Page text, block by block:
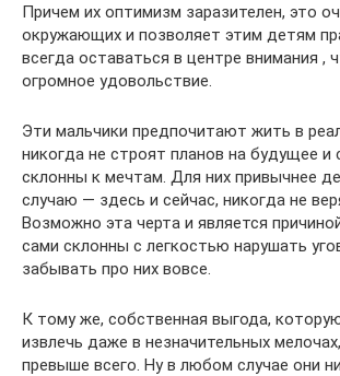
Причем их оптимизм заразителен, это
окружающих и позволяет этим детям
всегда оставаться в центре внимания ,
огромное удовольствие.
Эти мальчики предпочитают жить в
никогда не строят планов на будущее и
склонны к мечтам. Для них привычнее
случаю — здесь и сейчас, никогда не
Возможно эта черта и является
сами склонны с легкостью нарушать
забывать про них вовсе.
К тому же, собственная выгода,
извлечь даже в незначительных
превыше всего. Ну в любом случае они